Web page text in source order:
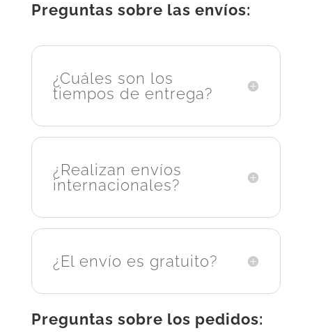
Preguntas sobre las envíos:
¿Cuáles son los
tiempos de entrega?
¿Realizan envíos
internacionales?
¿El envío es gratuito?
Preguntas sobre los pedidos: